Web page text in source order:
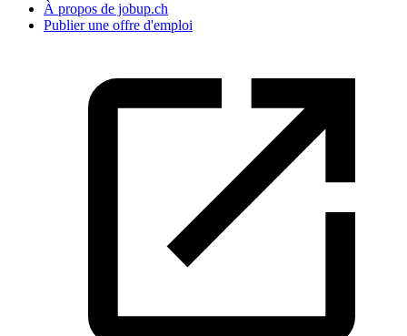
À propos de jobup.ch
Publier une offre d'emploi